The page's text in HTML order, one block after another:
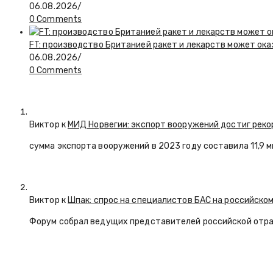
06.08.2026/
0 Comments
FT: производство Британией ракет и лекарств может
06.08.2026/
0 Comments
Виктор кМИД Норвегии: экспорт вооружений достиг
сумма экспорта вооружений в 2023 году составила 11,9
Виктор кШпак: спрос на специалистов БАС на
Форум собрал ведущих представителей российской